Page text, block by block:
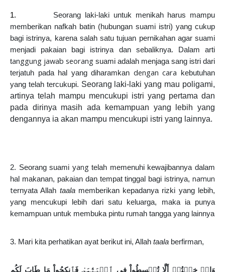
1.
Seorang laki-laki untuk menikah harus mampu
memberikan nafkah batin (hubungan suami istri) yang cukup
bagi istrinya, karena salah satu tujuan pernikahan agar suami
menjadi pakaian bagi istrinya dan sebaliknya. Dalam arti
tanggung jawab seorang suami adalah menjaga sang istri dari
terjatuh pada hal yang diharamkan dengan cara kebutuhan
yang telah tercukupi. Seorang laki-laki yang mau poligami,
artinya telah mampu mencukupi istri yang pertama dan
pada dirinya masih ada kemampuan yang lebih yang
dengannya ia akan mampu mencukupi istri yang lainnya.
2. Seorang suami yangtelah memenuhi kewajibannya dalam
hal makanan, pakaian dan tempat tinggal bagi istrinya, namun
ternyata Allah taalamemberikan kepadanya rizki yang lebih,
yang mencukupi lebih dari satu keluarga, maka ia punya
kemampuan untuk membuka pintu rumah tangga yang lainnya
3. Mari kita perhatikan ayat berikut ini, Allah taala berfirman,
وَإِنۡ خِفۡتُمۡ أَلَّا تُقۡسِطُواْ فِى ٱلۡيَتَٰمَىٰ فَٱنكِحُواْ مَا طَابَ لَكُم